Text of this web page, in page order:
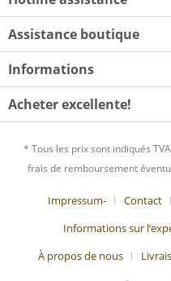
Assistance boutique
Informations
Acheter excellente!
* Tous les prix sont indiqués
frais de remboursement
Impressum- Contact
Informations sur
À propos de nous